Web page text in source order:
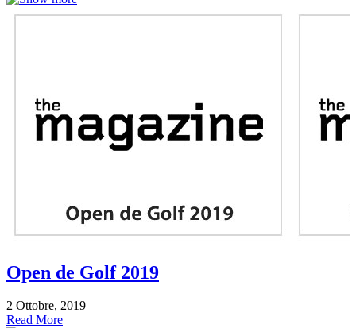
Open de Golf 2019
2 Ottobre, 2019
Read More